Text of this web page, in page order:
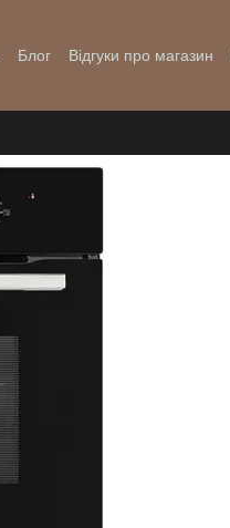
Блог Відгуки про магазин